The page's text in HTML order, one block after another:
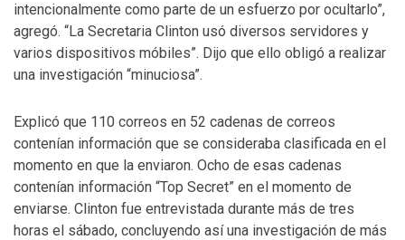
intencionalmente como parte de un esfuerzo por ocultarlo”,
agregó. “La Secretaria Clinton usó diversos servidores y
varios dispositivos móbiles”. Dijo que ello obligó a realizar
una investigación “minuciosa”.
Explicó que 110 correos en 52 cadenas de correos
contenían información que se consideraba clasificada en el
momento en que la enviaron. Ocho de esas cadenas
contenían información “Top Secret” en el momento de
enviarse. Clinton fue entrevistada durante más de tres
horas el sábado, concluyendo así una investigación de más